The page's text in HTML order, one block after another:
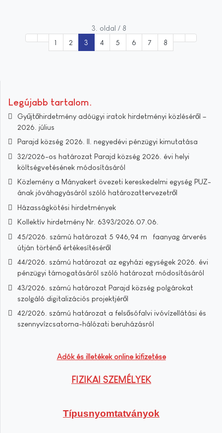
1 2 3 4 5 6 7 8
3. oldal / 8
Legújabb tartalom
Gyűjtőhirdetmény adóügyi iratok hirdetményi közléséről –
2026. július
Parajd község 2026. II. negyedévi pénzügyi kimutatása
32/2026-os határozat Parajd község 2026. évi helyi
költségvetésének módosításáról
Közlemény a Mányakert övezeti kereskedelmi egység PUZ-
ának jóváhagyásáról szóló határozattervezetről
Házasságkötési hirdetmények
Kollektív hirdetmény Nr. 6393/2026.07.06.
45/2026. számú határozat 5 946,94 m³ faanyag árverés
útján történő értékesítéséről
44/2026. számú határozat az egyházi egységek 2026. évi
pénzügyi támogatásáról szóló határozat módosításáról
43/2026. számú határozat Parajd község polgárokat
szolgáló digitalizációs projektjéről
42/2026. számú határozat a felsősófalvi ivóvízellátási és
szennyvízcsatorna-hálózati beruházásról
Adók és illetékek online kifizetése
FIZIKAI SZEMÉLYEK
Típusnyomtatványok